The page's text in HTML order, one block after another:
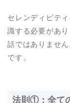
セレンディピテ
識する必要があ
話ではありません
です。
法則①：全て